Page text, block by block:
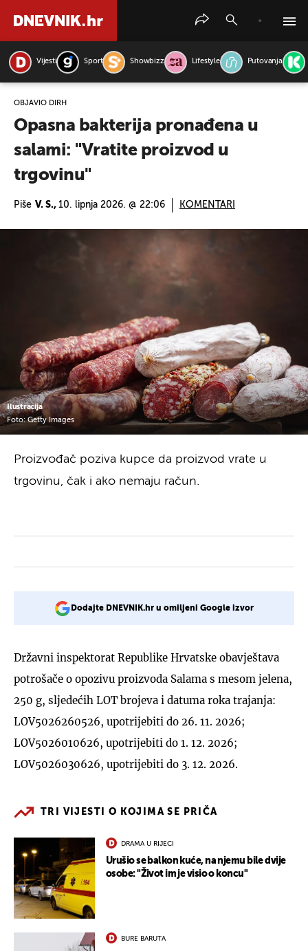
Vijesti Sport Showbizz Lifestyle Putovanja
OBJAVIO DIRH
Opasna bakterija pronađena u
salami: "Vratite proizvod u
trgovinu"
Piše V. S., 10. lipnja 2026. @ 22:06 KOMENTARI
Ilustracija
Foto: Getty Images
Proizvođač poziva kupce da proizvod vrate u
trgovinu, čak i ako nemaju račun.
Dodajte DNEVNIK.hr u omiljeni Google izvor
Državni inspektorat Republike Hrvatske obavještava
potrošače o opozivu proizvoda Salama s mesom jelena,
250 g, sljedećih LOT brojeva i datuma roka trajanja:
LOV5026260526, upotrijebiti do 26. 11. 2026;
LOV5026010626, upotrijebiti do 1. 12. 2026;
LOV5026030626, upotrijebiti do 3. 12. 2026.
TRI VIJESTI O KOJIMA SE PRIČA
DRAMA U RIJECI
Urušio se balkon kuće, na njemu bile dvije
osobe: "Život im je visio o koncu"
BURE BARUTA
PRETRAŽITE VIJESTI